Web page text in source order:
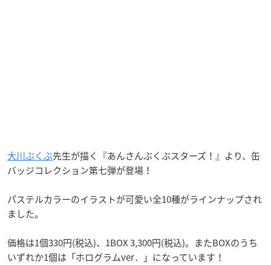
大川ぶくぶ先生が描く『あんさんぶくぶスターズ！』より、缶
バッジコレクション第七弾が登場！
パステルカラーのイラストが可愛い全10種がラインナップされ
ました。
価格は1個330円(税込)、1BOX 3,300円(税込)。またBOXのうち
いずれか1個は「ホログラムver．」になっています！